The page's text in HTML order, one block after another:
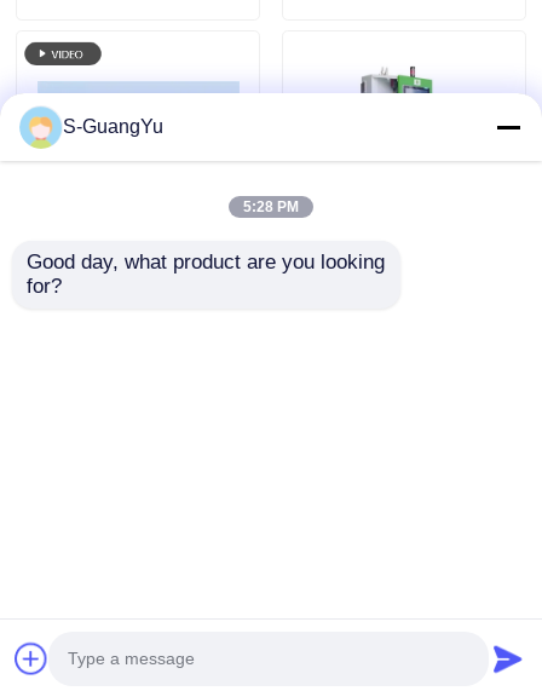
เครื่องฉีดขึ้นรูป LSR
เคล็ดลับ ของ การ ปั้น
Machinery &Equipment Co., Ltd. All Rights
S-GuangYu
5:28 PM
Good day, what product are you looking
for?